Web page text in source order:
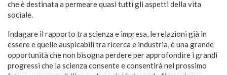
che è destinata a permeare quasi tutti gli aspetti della vita
sociale.
Indagare il rapporto tra scienza e impresa, le relazioni già in
essere e quelle auspicabili tra ricerca e industria, è una grande
opportunità che non bisogna perdere per approfondire i grandi
progressi che la scienza consente e consentirà nel prossimo